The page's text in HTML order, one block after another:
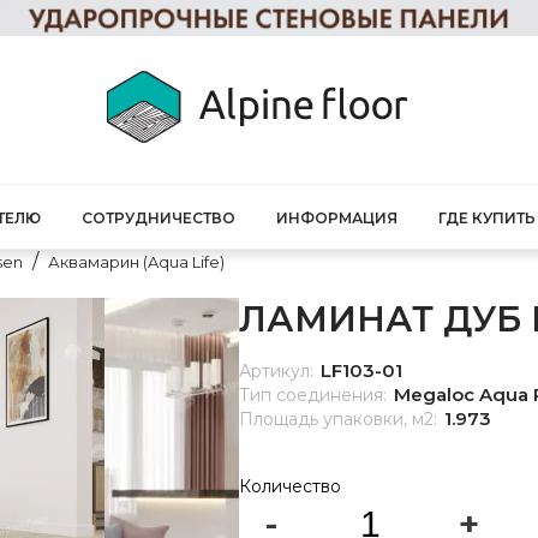
СОТРУДНИЧЕСТВО ИНФОРМАЦИЯ ГДЕ КУПИТЬ
Аквамарин (Aqua Life)
ЛАМИНАТ ДУБ
Артикул: LF103-01
Тип соединения: Megaloc Aqua
Площадь упаковки, м2: 1.973
Количество
- +